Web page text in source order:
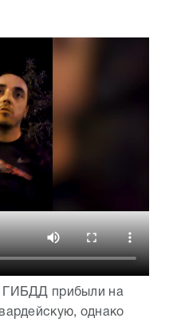
ГИБДД прибыли на
однако